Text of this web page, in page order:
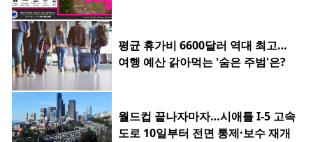
평균 휴가비 6600달러 역대 최고…
여행 예산 갉아먹는 '숨은 주범'은?
월드컵 끝나자마자…시애틀 I-5 고속
도로 10일부터 전면 통제·보수 재개